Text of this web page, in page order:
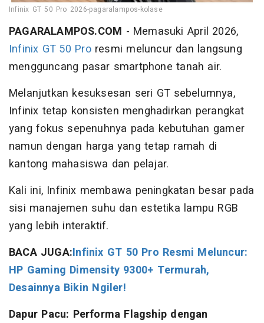
Infinix GT 50 Pro 2026-pagaralampos-kolase
PAGARALAMPOS.COM - Memasuki April 2026,
Infinix GT 50 Proresmi meluncur dan langsung
mengguncang pasar smartphone tanah air.
Melanjutkan kesuksesan seri GT sebelumnya,
Infinix tetap konsisten menghadirkan perangkat
yang fokus sepenuhnya pada kebutuhan gamer
namun dengan harga yang tetap ramah di
kantong mahasiswa dan pelajar.
Kali ini, Infinix membawa peningkatan besar pada
sisi manajemen suhu dan estetika lampu RGB
yang lebih interaktif.
BACA JUGA:Infinix GT 50 Pro Resmi Meluncur:
HP Gaming Dimensity 9300+ Termurah,
Desainnya Bikin Ngiler!
Dapur Pacu: Performa Flagship dengan